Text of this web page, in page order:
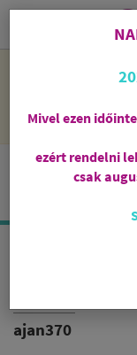
NAPSZARVAS
i
ajan370
Mivel ezen
ezért rendelni
csak